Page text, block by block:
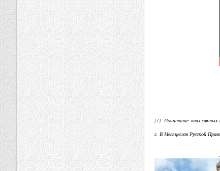
[1] Почитание этих святых
г. В Месяцеслов Русской